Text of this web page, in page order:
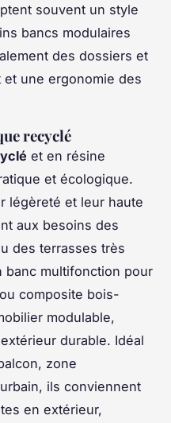
souvent un style
bancs modulaires
des dossiers et
une ergonomie des
recyclé
et en résine
et écologique.
légèreté et leur haute
aux besoins des
des terrasses très
banc multifonction pour
composite bois-
modulable,
durable. Idéal
zone
ils conviennent
en extérieur,